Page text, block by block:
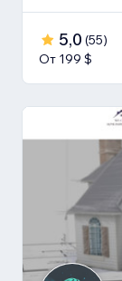
5,0 (55)
От 199 $